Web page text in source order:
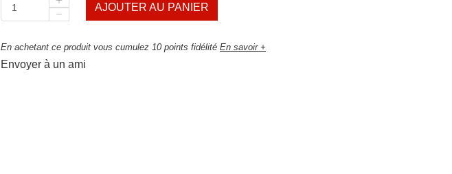
AJOUTER AU PANIER
En achetant ce produit vous cumulez 10 points fidélité En savoir +
Envoyer à un ami